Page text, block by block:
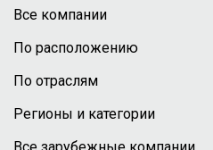
Все компании
По расположению
По отраслям
Регионы и категории